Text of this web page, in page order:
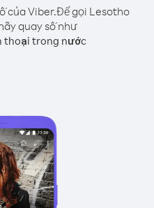
của Viber.Để gọi Lesotho
quay số như
thoại trong nước